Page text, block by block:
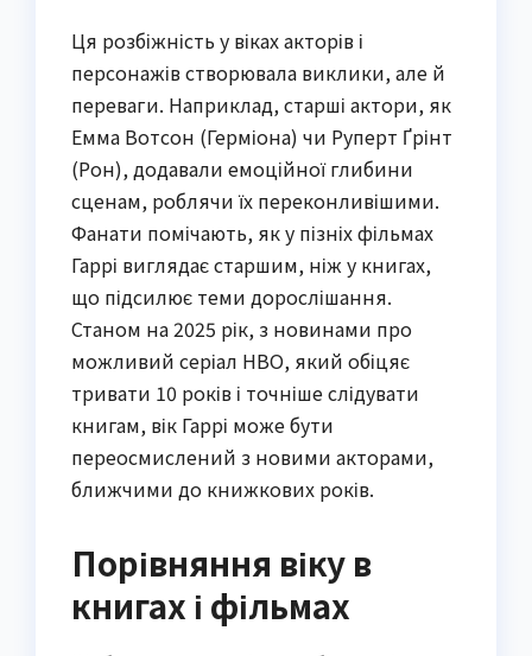
Ця розбіжність у віках акторів і
персонажів створювала виклики, але й
переваги. Наприклад, старші актори, як
Емма Вотсон (Герміона) чи Руперт Ґрінт
(Рон), додавали емоційної глибини
сценам, роблячи їх переконливішими.
Фанати помічають, як у пізніх фільмах
Гаррі виглядає старшим, ніж у книгах,
що підсилює теми дорослішання.
Станом на 2025 рік, з новинами про
можливий серіал HBO, який обіцяє
тривати 10 років і точніше слідувати
книгам, вік Гаррі може бути
переосмислений з новими акторами,
ближчими до книжкових років.
Порівняння віку в
книгах і фільмах